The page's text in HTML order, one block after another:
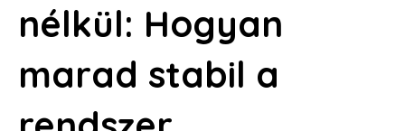
nélkül: Hogyan
marad stabil a